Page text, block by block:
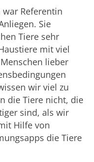
war Referentin
Sie
Tiere sehr
mit viel
lieber
wir viel zu
die Tiere nicht, die
sind, als wir
Hilfe von
die Tiere